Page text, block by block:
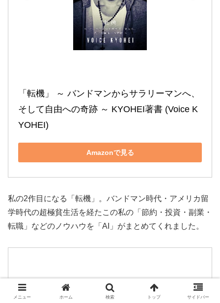
「転機」 ～ バンドマンからサラリーマンへ、
そして自由への奇跡 ～ KYOHEI著書 (Voice K
YOHEI)
Amazonで見る
私の2作目になる「転機」。バンドマン時代・アメリカ留
学時代の超極貧生活を経たこの私の「節約・投資・副業・
転職」などのノウハウを「AI」がまとめてくれました。
メニュー ホーム 検索 トップ サイドバー